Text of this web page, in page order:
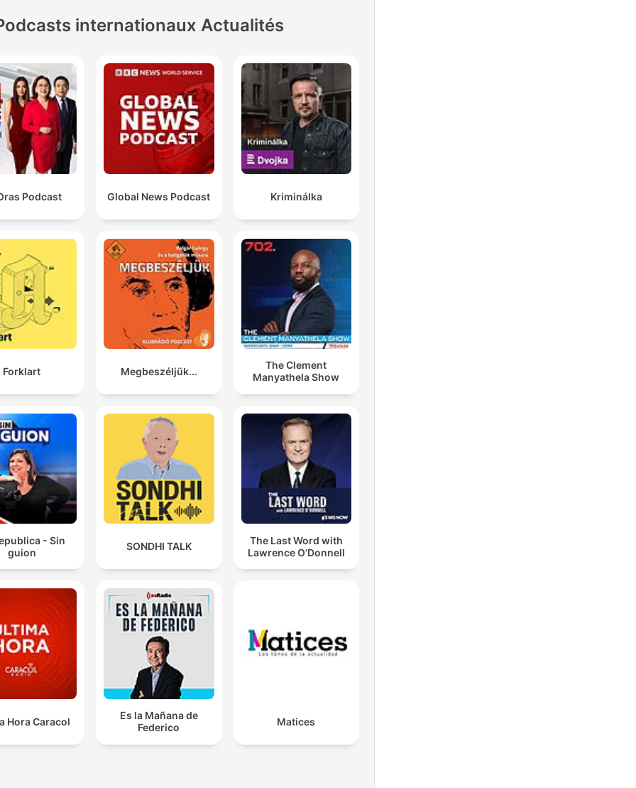
internationaux Actualités
Podcast Global News Podcast Kriminálka
Forklart Megbeszéljük...
The Clement
Manyathela Show
- Sin
guion
SONDHI TALK
The Last Word with
Lawrence O’Donnell
Hora Caracol
Es la Mañana de
Federico
Matices